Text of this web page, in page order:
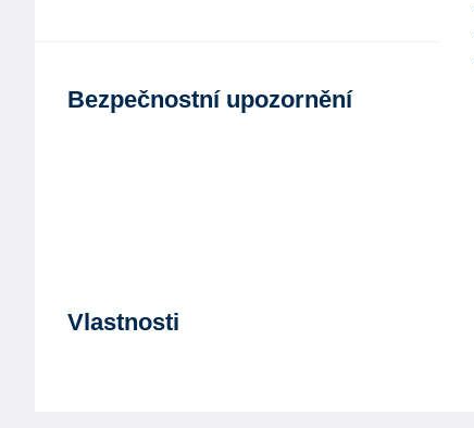
Bezpečnostní upozornění
Vlastnosti